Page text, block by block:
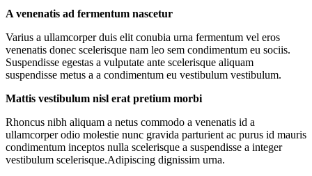
A venenatis ad fermentum nascetur
Varius a ullamcorper duis elit conubia urna fermentum vel eros
venenatis donec scelerisque nam leo sem condimentum eu sociis.
Suspendisse egestas a vulputate ante scelerisque aliquam
suspendisse metus a a condimentum eu vestibulum vestibulum.
Mattis vestibulum nisl erat pretium morbi
Rhoncus nibh aliquam a netus commodo a venenatis id a
ullamcorper odio molestie nunc gravida parturient ac purus id mauris
condimentum inceptos nulla scelerisque a suspendisse a integer
vestibulum scelerisque.Adipiscing dignissim urna.